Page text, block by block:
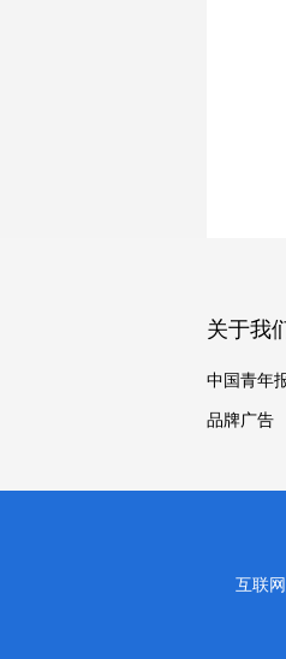
关于我
中国青年
品牌广告
互联